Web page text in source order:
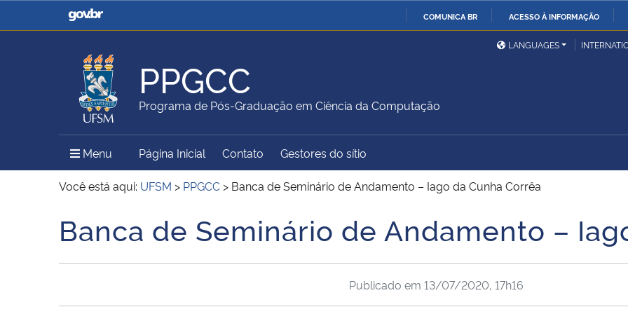
COMUNICA BR ACESSO À INFORMAÇÃO
Casa Civil
Ministério da Justiça e
Ministério da Defesa
Ministério das Relações
Exteriores
Ministério da Agricultura,
Pecuária e Abastecimento
Ministério da Educação
Ministério do Meio Ambiente Ministério do Turismo
Ministério do
Desenvolvimento Regional
União
Secretaria de Governo
Gabinete de Segurança
Advocacia-Geral da União Banco Central do Brasil
LANGUAGES
PPGCC
Programa de Pós-Graduação em Ciência da Computação
Menu Menu Principal do Sítio
Página Inicial Contato Gestores do sítio
Você está aqui: UFSM > PPGCC > Banca de Seminário de Andamento – Iago da Cunha Corrêa
Início do conteúdo
Banca de Seminário de Andamento –
Publicado em 13/07/2020, 17h16